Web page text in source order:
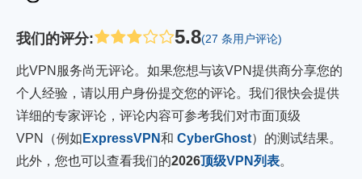
我们的评分: 5.8(27 条用户评论)
此VPN服务尚无评论。如果您想与该VPN提供商分享您的
个人经验，请以用户身份提交您的评论。我们很快会提供
详细的专家评论，评论内容可参考我们对市面顶级
VPN（例如 ExpressVPN和 CyberGhost）的测试结果。
此外，您也可以查看我们的2026顶级VPN列表。